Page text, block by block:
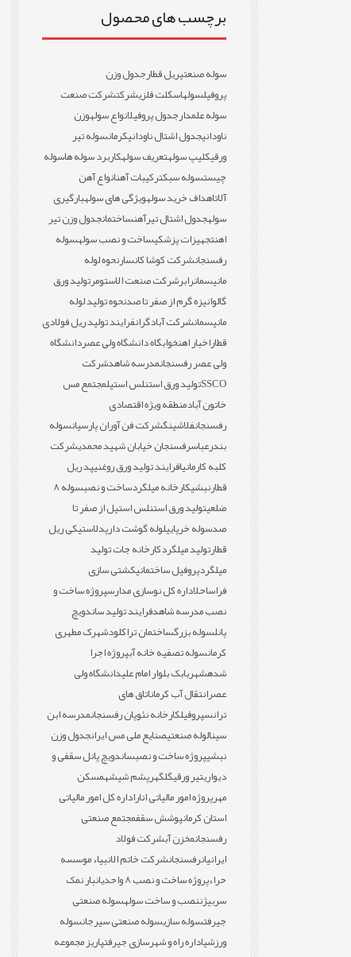
برچسب های محصول
سوله صنعتیریل قطارجدول وزن
پروفیلسولهاسکلت فلزیشرکتشرکت صنعت
سوله علمدارجدول پروفیلانواع سولهوزن
ناودانیجدول اشتال ناودانیکرمانسوله تیر
ورقیکلیپ سولهتعریف سولهکاربرد سوله هاسوله
چیستسوله سبکترکیبات آهنانواع آهن
آلاتاهداف خرید سولهویژگی های سولهبارگیری
سولهجدول اشتال تیرآهنساختمانجدول وزن تیر
اهنتجهیزات پزشکیساخت و نصب سولهسوله
رفسنجانشرکت کوشا کانسارنحوه لوله
مانیسمانرابرشرکت صنعت الاستومرتولید ورق
گالوانیزه گرم از صفر تا صدنحوه تولید لوله
مانیسمانشرکت آبادگرانفرایند تولید ریل فولادی
قطاراخبار اهنخوابگاه دانشگاه ولی عصردانشگاه
ولی عصر رفسنجانمدرسه شاهدشرکت
SSCOتولید ورق استنلس استیلمجتمع مس
خاتون آبادمنطقه ویژه اقتصادی
رفسنجانفلاشینگشرکت فن آوران پارسیانسوله
بندرعباسرفسنجان خیابان شهید محمدیشرکت
کلبه کارمانیافرایند تولید ورق روغنیپد ریل
قطارنبشیکارخانه میلگردساخت و نصب
سوله 8
ضلعیتولید ورق استنلس استیل از صفر تا
صدسوله خرپاییلوله گوشت دارپدلاستیکی ریل
قطارتولید میلگردکارخانه جات تولید
میلگردپروفیل ساختمانیکشتی سازی
فراساحلاداره کل نوسازی مدارسپروژه ساخت و
نصب مدرسه شاهدفرایند تولید ساندویچ
پانلسوله بزرگساختمان تراکلودشهرک مطهری
کرمانسوله تصفیه خانه آبپروژه اجرا
شدهشهربابک بلوار امام علیدانشگاه ولی
عصرانتقال آب کرماناتاق های
ترانسپروفیلکارخانه نئوپان رفسنجانمدرسه ابن
سینالوله صنعتیصنایع ملی مس ایرانجدول وزن
نبشیپروژه ساخت و نصبساندویچ پانل سقفی و
دیواریتیر ورقیگلگهرپشم شیشهمسکن
مهرپروژه امور مالیاتی اناراداره کل امور مالیاتی
استان کرمانپوشش سقفمجتمع صنعتی
رفسنجانمخزن آبشرکت فولاد
ایرانیانرفسنجانشرکت خاتم الانبیاء موسسه
حراءپروژه ساخت و نصب 8 واحدی
انبار نمک
سربیژننصب و ساخت سولهسوله صنعتی
جیرفتسوله سازیسوله صنعتی سیرجانسوله
ورزشیاداره راه و شهرسازی جیرفتپاریز مجموعه